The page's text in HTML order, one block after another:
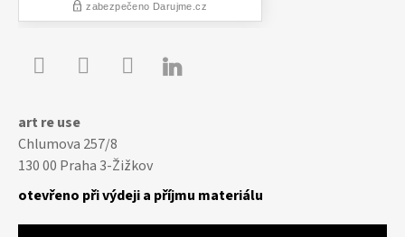

art re use
Chlumova 257/8
130 00 Praha 3-Žižkov
otevřeno při výdeji a příjmu materiálu